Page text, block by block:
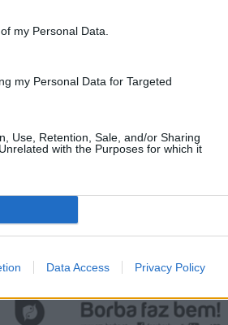
my Personal Data.
my Personal Data for Targeted
Use, Retention, Sale, and/or Sharing
with the Purposes for which it
Data Access Privacy Policy